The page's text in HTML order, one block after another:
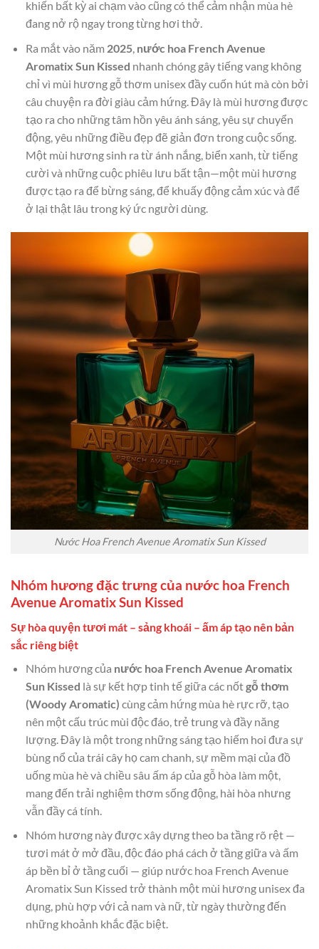
khiến bất kỳ ai chạm vào cũng có thể cảm nhận mùa hè
đang nở rộ ngay trong từng hơi thở.
Ra mắt vào năm 2025, nước hoa French Avenue
Aromatix Sun Kissed nhanh chóng gây tiếng vang không
chỉ vì mùi hương gỗ thơm unisex đầy cuốn hút mà còn bởi
câu chuyện ra đời giàu cảm hứng. Đây là mùi hương được
tạo ra cho những tâm hồn yêu ánh sáng, yêu sự chuyển
động, yêu những điều đẹp đẽ giản đơn trong cuộc sống.
Một mùi hương sinh ra từ ánh nắng, biển xanh, từ tiếng
cười và những cuộc phiêu lưu bất tận—một mùi hương
được tạo ra để bừng sáng, để khuấy động cảm xúc và để
ở lại thật lâu trong ký ức người dùng.
Nước Hoa French Avenue Aromatix Sun Kissed
Nhóm hương đặc trưng của nước hoa French
Avenue Aromatix Sun Kissed
Sự hòa quyện tươi mát – sảng khoái – ấm áp tạo nên bản
sắc riêng biệt
Nhóm hương của nước hoa French Avenue Aromatix
Sun Kissed là sự kết hợp tinh tế giữa các nốtgỗ thơm
(Woody Aromatic) cùng cảm hứng mùa hè rực rỡ, tạo
nên một cấu trúc mùi độc đáo, trẻ trung và đầy năng
lượng. Đây là một trong những sáng tạo hiếm hoi đưa sự
bùng nổ của trái cây họ cam chanh, sự mềm mại của đồ
uống mùa hè và chiều sâu ấm áp của gỗ hòa làm một,
mang đến trải nghiệm thơm sống động, hài hòa nhưng
vẫn đầy cá tính.
Nhóm hương này được xây dựng theo ba tầng rõ rệt —
tươi mát ở mở đầu, độc đáo phá cách ở tầng giữa và ấm
áp bền bỉ ở tầng cuối — giúp nước hoa French Avenue
Aromatix Sun Kissed trở thành một mùi hương unisex đa
dụng, phù hợp với cả nam và nữ, từ ngày thường đến
những khoảnh khắc đặc biệt.